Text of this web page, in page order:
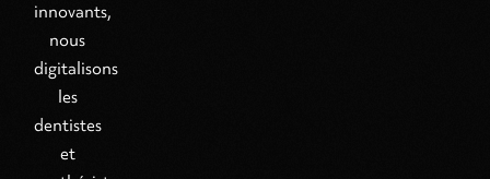
innovants,
nous
digitalisons
les
dentistes
et